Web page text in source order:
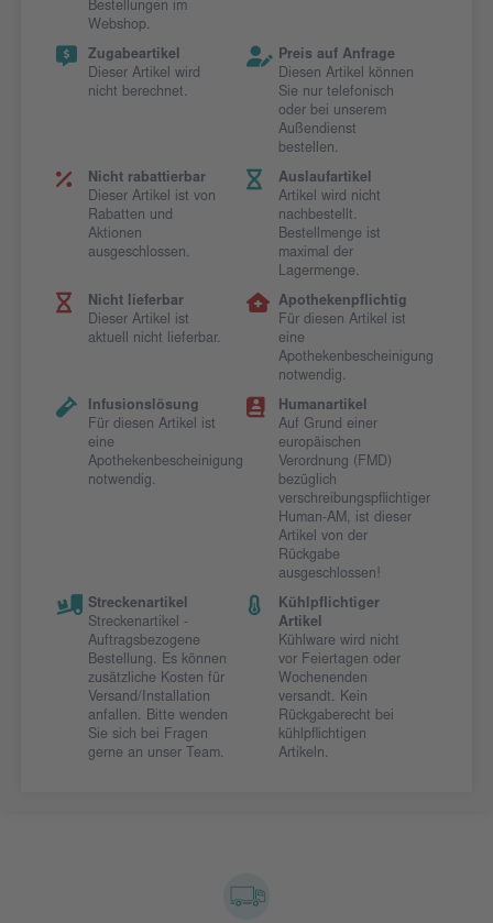
Bestellungen im
Webshop.
Zugabeartikel
Dieser Artikel wird
nicht berechnet.
Preis auf Anfrage
Diesen Artikel können
Sie nur telefonisch
oder bei unserem
Außendienst
bestellen.
Nicht rabattierbar
Dieser Artikel ist von
Rabatten und
Aktionen
ausgeschlossen.
Auslaufartikel
Artikel wird nicht
nachbestellt.
Bestellmenge ist
maximal der
Lagermenge.
Nicht lieferbar
Dieser Artikel ist
aktuell nicht lieferbar.
Apothekenpflichtig
Für diesen Artikel ist
eine
Apothekenbescheinigung
notwendig.
Infusionslösung
Für diesen Artikel ist
eine
Apothekenbescheinigung
notwendig.
Humanartikel
Auf Grund einer
europäischen
Verordnung (FMD)
bezüglich
verschreibungspflichtiger
Human-AM, ist dieser
Artikel von der
Rückgabe
ausgeschlossen!
Streckenartikel
Streckenartikel -
Auftragsbezogene
Bestellung. Es können
zusätzliche Kosten für
Versand/Installation
anfallen. Bitte wenden
Sie sich bei Fragen
gerne an unser Team.
Kühlpflichtiger
Artikel
Kühlware wird nicht
vor Feiertagen oder
Wochenenden
versandt. Kein
Rückgaberecht bei
kühlpflichtigen
Artikeln.